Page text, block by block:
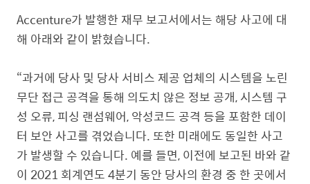
Accenture가 발행한 재무 보고서에서는 해당 사고에 대
해 아래와 같이 밝혔습니다.
“과거에 당사 및 당사 서비스 제공 업체의 시스템을 노린
무단 접근 공격을 통해 의도치 않은 정보 공개,시스템 구
성 오류,피싱 랜섬웨어,악성코드 공격 등을 포함한 데이
터 보안 사고를 겪었습니다. 또한 미래에도 동일한 사고
가 발생할 수 있습니다. 예를 들면,이전에 보고된 바와 같
이 2021 회계연도4분기 동안 당사의 환경 중 한 곳에서